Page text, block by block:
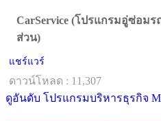
CarService (โปรแกรมอู่ซ่อม
ส่วน)
แชร์แวร์
ดาวน์โหลด : 11,307
ดูอันดับ โปรแกรมบริหารธุรกิจ